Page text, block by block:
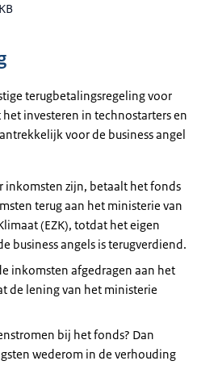
terugbetalingsregeling voor
investeren in technostarters en
voor de business angel
inkomsten zijn, betaalt het fonds
terug aan het ministerie van
(EZK), totdat het eigen
business angels is terugverdiend.
inkomsten afgedragen aan het
de lening van het ministerie
bij het fonds? Dan
wederom in de verhouding